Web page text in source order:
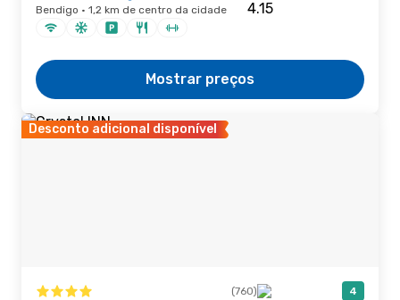
Bendigo · 1,2 km de centro da cidade
Mostrar preços
Desconto adicional disponível
(760) 4